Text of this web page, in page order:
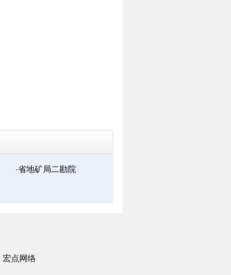
·省地矿局二勘院
宏点网络